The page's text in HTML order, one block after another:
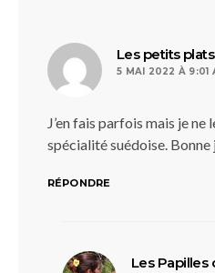
Les petits
5 MAI 2022 À 9:01
J’en fais parfois mais je ne
spécialité suédoise. Bonne
RÉPONDRE
Les Papilles